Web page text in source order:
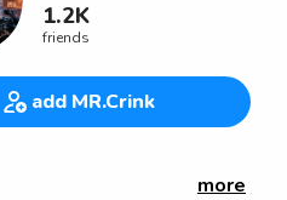
1.2K
friends
add MR.Crink
more